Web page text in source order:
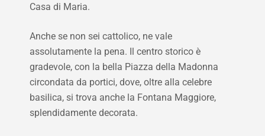
Casa di Maria.
Anche se non sei cattolico, ne vale
assolutamente la pena. Il centro storico è
gradevole, con la bella Piazza della Madonna
circondata da portici, dove, oltre alla celebre
basilica, si trova anche la Fontana Maggiore,
splendidamente decorata.